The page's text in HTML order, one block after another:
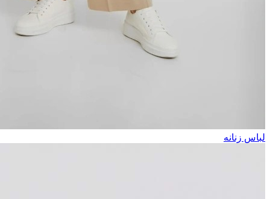
لباس زنانه